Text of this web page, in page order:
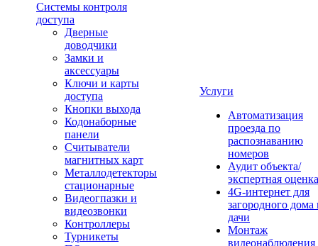
Системы контроля
доступа
Дверные
доводчики
Замки и
аксессуары
Ключи и карты
доступа
Кнопки выхода
Кодонаборные
панели
Считыватели
магнитных карт
Металлодетекторы
стационарные
Видеогпазки и
видеозвонки
Контроллеры
Турникеты
Услуги
Автоматизация
проезда по
распознаванию
номеров
Аудит объекта/
экспертная оценка
4G-интернет для
загородного дома
дачи
Монтаж
видеонаблюдения